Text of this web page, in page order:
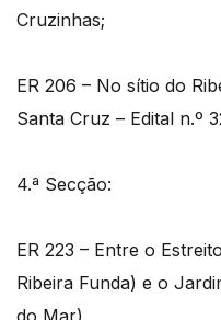
Cruzinhas;
ER 206 – No sítio do
Santa Cruz – Edital n.º
4.ª Secção:
ER 223 – Entre o
Ribeira Funda) e o